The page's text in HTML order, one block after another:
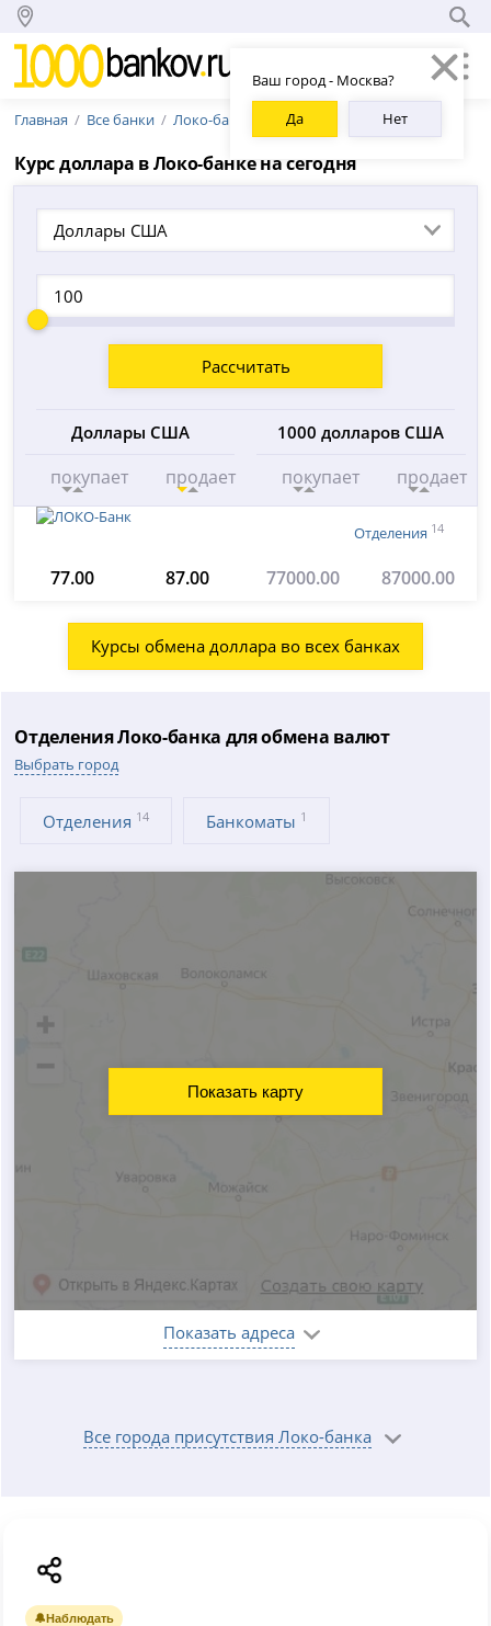
Ваш город - Москва?
Да
Нет
Главная Все банки Локо-банк
Курс доллара в Локо-банке на сегодня
Доллары США
Рассчитать
Доллары США
покупает продает
1000 долларов США
покупает продает
Отделения 14
77.00 87.00 77000.00 87000.00
Курсы обмена доллара во всех банках
Отделения Локо-банка для обмена валют
Выбрать город
Отделения 14 Банкоматы 1
Показать адреса
Показать карту
Все города присутствия Локо-банка
🔔Наблюдать